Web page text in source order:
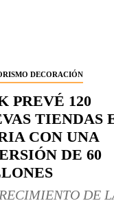
DECORACIÓN
PREVÉ 120
TIENDAS
CON UNA
DE 60
DE